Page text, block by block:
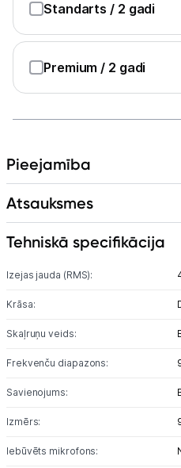
Telefoni un
Planšetdatori un
Stacionārie un
Viedierīces
Sports un
Standarts / 2 gadi
Premium / 2 gadi
Pieejamība
Atsauksmes
Tehniskā specifikācija
Izejas jauda (RMS):
Krāsa:
Skaļruņu veids:
Frekvenču diapazons:
Savienojums:
Izmērs:
Iebūvēts mikrofons: